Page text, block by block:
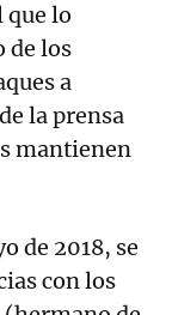
que lo
de los
a
la prensa
mantienen
de 2018, se
con los